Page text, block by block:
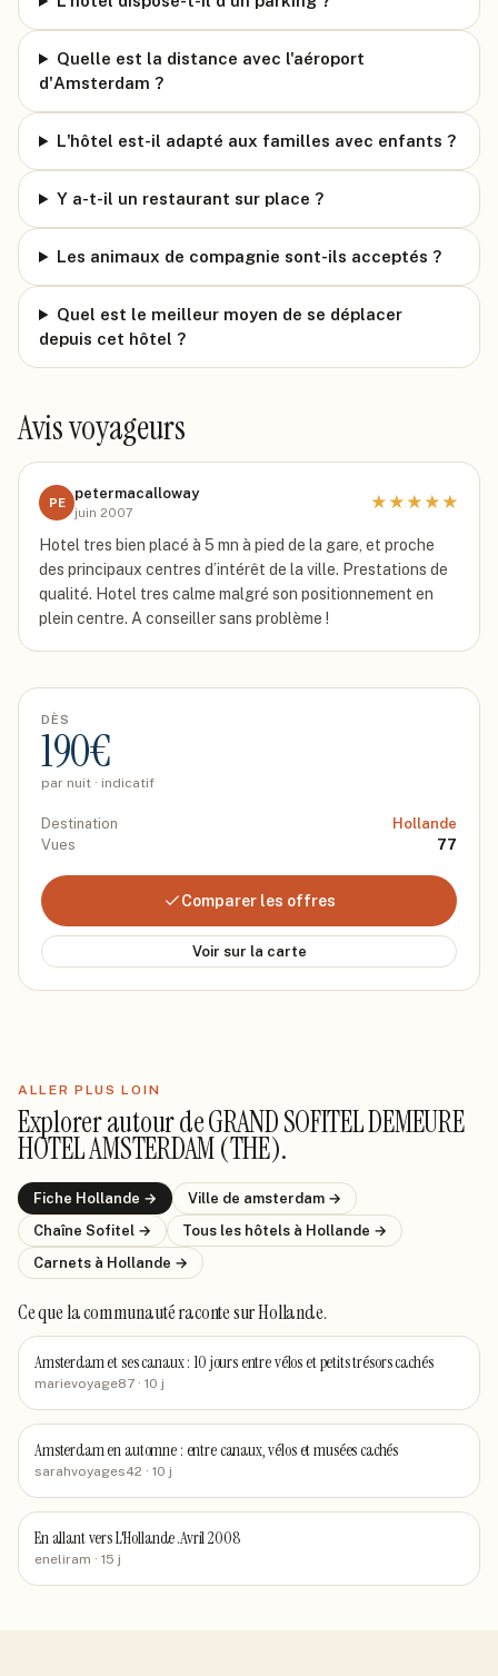
Quelle est la distance avec l'aéroport
d'Amsterdam ?
L'hôtel est-il adapté aux familles avec enfants ?
Y a-t-il un restaurant sur place ?
Les animaux de compagnie sont-ils acceptés ?
Quel est le meilleur moyen de se déplacer
depuis cet hôtel ?
Avis voyageurs
PE
petermacalloway
juin 2007
★★★★★
Hotel tres bien placé à 5 mn à pied de la gare, et proche
des principaux centres d’intérêt de la ville. Prestations de
qualité. Hotel tres calme malgré son positionnement en
plein centre. A conseiller sans problème !
DÈS
190€
par nuit · indicatif
Destination
Hollande
Vues
77
Comparer les offres
Voir sur la carte
ALLER PLUS LOIN
Explorer autour deGRAND SOFITEL DEMEURE
HOTEL AMSTERDAM (THE).
Fiche Hollande → Ville de amsterdam →
Chaîne Sofitel → Tous les hôtels à Hollande →
Carnets à Hollande →
Ce que la communauté racontesur Hollande.
Amsterdam et ses canaux : 10 jours entre vélos et petits trésors cachés
marievoyage87 · 10 j
Amsterdam en automne : entre canaux, vélos et musées cachés
sarahvoyages42 · 10 j
En allant vers L'Hollande .Avril 2008
eneliram · 15 j